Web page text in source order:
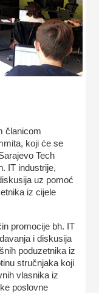
članicom
koji će se
Tech
IT industrije,
uz pomoć
iz cijele
promocije bh. IT
i diskusija
poduzetnika iz
stručnjaka koji
vlasnika iz
poslovne